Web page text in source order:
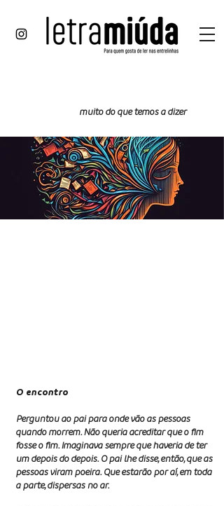
muito do que temos a dizer
O encontro
Perguntou ao pai para onde vão as pessoas
quando morrem. Não queria acreditar que o ﬁm
fosse o ﬁm. Imaginava sempre que haveria de ter
um depois do depois. O pai lhe disse, então, que as
pessoas viram poeira. Que estarão por aí, em toda
a parte, dispersas no ar.